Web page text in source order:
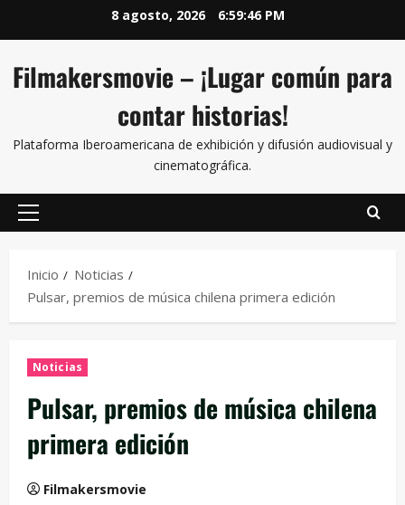
8 agosto, 2026 6:59:46 PM
Filmakersmovie – ¡Lugar común para
contar historias!
Plataforma Iberoamericana de exhibición y difusión audiovisual y
cinematográfica.
Inicio
Noticias
Pulsar, premios de música chilena primera edición
Noticias
Pulsar, premios de música chilena
primera edición
Filmakersmovie